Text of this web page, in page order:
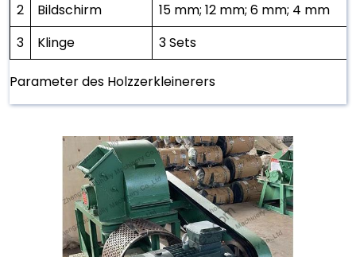
2
Bildschirm
15 mm; 12 mm; 6 mm; 4 mm
3
Klinge 3 Sets
Parameter des Holzzerkleinerers